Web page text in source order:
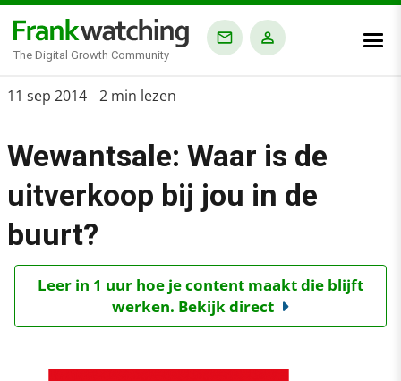
The Digital Growth Community
Home
Blog
Alle artikelen
›
Wewantsale: Waar is de uitverkoop bij jou in de buurt?
11 sep 2014 2 min lezen
Wewantsale: Waar is de
uitverkoop bij jou in de
buurt?
Leer in 1 uur hoe je content maakt die blijft
werken. Bekijk direct